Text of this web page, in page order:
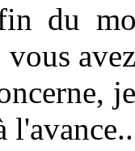
du
vous